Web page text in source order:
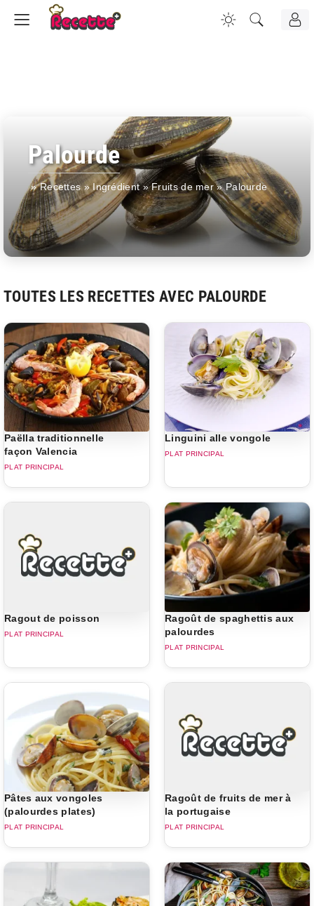
Palourde
»Recettes»Ingrédient»Fruits de mer»Palourde
TOUTES LES RECETTES AVEC PALOURDE
Paëlla traditionnelle
façon Valencia
PLAT PRINCIPAL
Linguini alle vongole
PLAT PRINCIPAL
Ragout de poisson
PLAT PRINCIPAL
Ragoût de spaghettis aux
palourdes
PLAT PRINCIPAL
Pâtes aux vongoles
(palourdes plates)
PLAT PRINCIPAL
Ragoût de fruits de mer à
la portugaise
PLAT PRINCIPAL